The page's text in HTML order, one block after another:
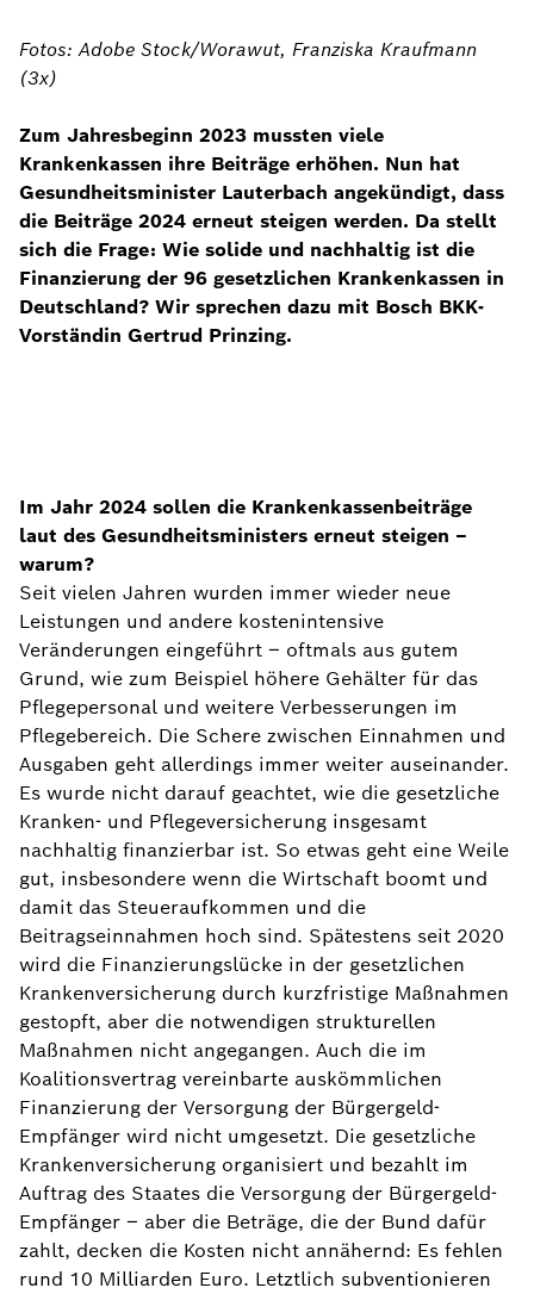
Fotos: Adobe Stock/Worawut, Franziska Kraufmann
(3x)
Zum Jahresbeginn 2023 mussten viele
Krankenkassen ihre Beiträge erhöhen. Nun hat
Gesundheitsminister Lauterbach angekündigt, dass
die Beiträge 2024 erneut steigen werden. Da stellt
sich die Frage: Wie solide und nachhaltig ist die
Finanzierung der 96 gesetzlichen Krankenkassen in
Deutschland? Wir sprechen dazu mit Bosch BKK-
Vorständin Gertrud Prinzing.
Im Jahr 2024 sollen die Krankenkassenbeiträge
laut des Gesundheitsministers erneut steigen –
warum?
Seit vielen Jahren wurden immer wieder neue
Leistungen und andere kostenintensive
Veränderungen eingeführt – oftmals aus gutem
Grund, wie zum Beispiel höhere Gehälter für das
Pflegepersonal und weitere Verbesserungen im
Pflegebereich. Die Schere zwischen Einnahmen und
Ausgaben geht allerdings immer weiter auseinander.
Es wurde nicht darauf geachtet, wie die gesetzliche
Kranken- und Pflegeversicherung insgesamt
nachhaltig finanzierbar ist. So etwas geht eine Weile
gut, insbesondere wenn die Wirtschaft boomt und
damit das Steueraufkommen und die
Beitragseinnahmen hoch sind. Spätestens seit 2020
wird die Finanzierungslücke in der gesetzlichen
Krankenversicherung durch kurzfristige Maßnahmen
gestopft, aber die notwendigen strukturellen
Maßnahmen nicht angegangen. Auch die im
Koalitionsvertrag vereinbarte auskömmlichen
Finanzierung der Versorgung der Bürgergeld-
Empfänger wird nicht umgesetzt. Die gesetzliche
Krankenversicherung organisiert und bezahlt im
Auftrag des Staates die Versorgung der Bürgergeld-
Empfänger – aber die Beträge, die der Bund dafür
zahlt, decken die Kosten nicht annähernd: Es fehlen
rund 10 Milliarden Euro. Letztlich subventionieren